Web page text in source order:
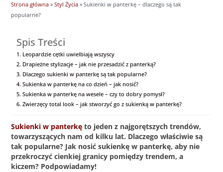
Strona główna »Styl Życia »Sukienki w panterkę – dlaczego są tak
popularne?
Spis Treści
Leopardzie cętki uwielbiają wszyscy
Drapieżne stylizacje – jak nie przesadzić z panterką?
Dlaczego sukienki w panterkę są tak popularne?
Sukienka w panterkę na co dzień – jak nosić?
Sukienka w panterkę na wesele – czy to dobry pomysł?
Zwierzęcy total look – jak stworzyć go z sukienką w panterkę?
Sukienki w panterkęto jeden z najgorętszych trendów,
towarzyszących nam od kilku lat. Dlaczego właściwie są
tak popularne? Jak nosić sukienkę w panterkę, aby nie
przekroczyć cienkiej granicy pomiędzy trendem, a
kiczem? Podpowiadamy!